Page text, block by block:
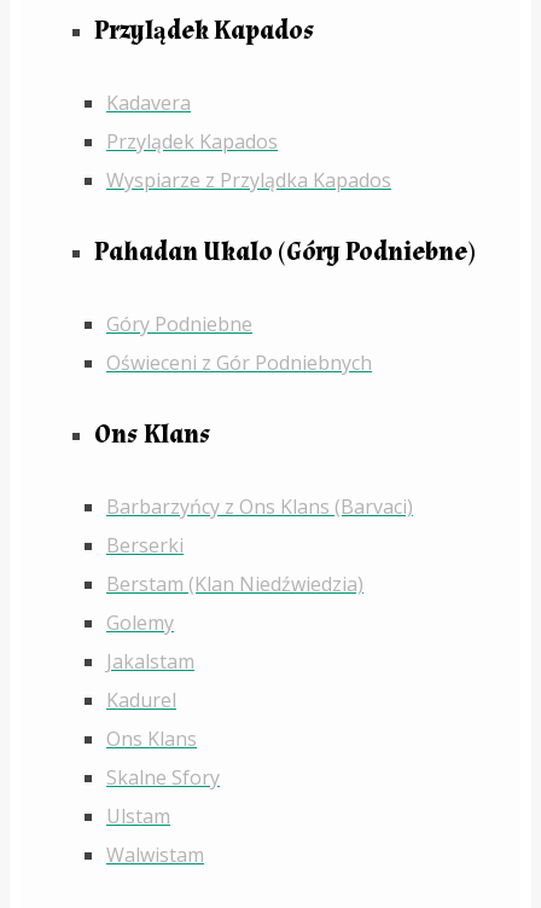
Przylądek Kapados
Kadavera
Przylądek Kapados
Wyspiarze z Przylądka Kapados
Pahadan Ukalo (Góry Podniebne)
Góry Podniebne
Oświeceni z Gór Podniebnych
Ons Klans
Barbarzyńcy z Ons Klans (Barvaci)
Berserki
Berstam (Klan Niedźwiedzia)
Golemy
Jakalstam
Kadurel
Ons Klans
Skalne Sfory
Ulstam
Walwistam